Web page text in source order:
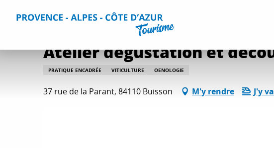
Accueil Que faire ? Toutes les activités
Atelier dégustation et
PRATIQUE ENCADRÉE VITICULTURE OENOLOGIE
37 rue de la Parant, 84110 Buisson M'y rendre J'y